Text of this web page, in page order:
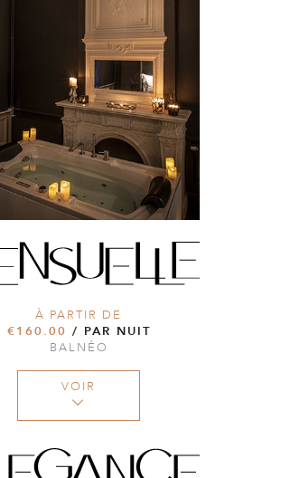
À PARTIR DE
€160.00 / PAR NUIT
BALNÉO
VOIR